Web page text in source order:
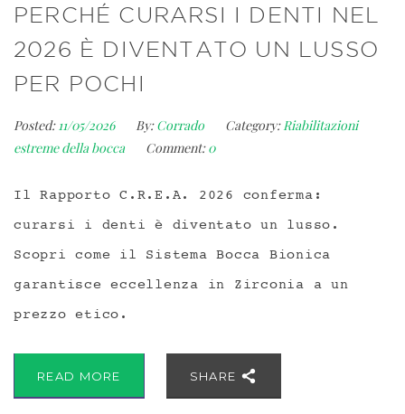
PERCHÉ CURARSI I DENTI NEL
2026 È DIVENTATO UN LUSSO
PER POCHI
Posted: 11/05/2026 By: Corrado Category:Riabilitazioni
estreme della bocca
Comment:0
Il Rapporto C.R.E.A. 2026 conferma:
curarsi i denti è diventato un lusso.
Scopri come il Sistema Bocca Bionica
garantisce eccellenza in Zirconia a un
prezzo etico.
READ MORE SHARE